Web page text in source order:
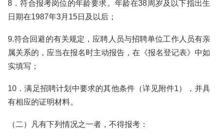
8．符合报考岗位的年龄要求。年龄在38周岁及以下指出生
日期在1987年3月15日及以后；
9.符合回避的有关规定，应聘人员与招聘单位工作人员有亲
属关系的，应当在报名时主动报告，在《报名登记表》中如
实填写；
10．满足招聘计划中要求的其他条件（详见附件1），并具
有相应的证明材料。
（二）凡有下列情况之一者，不得报考：